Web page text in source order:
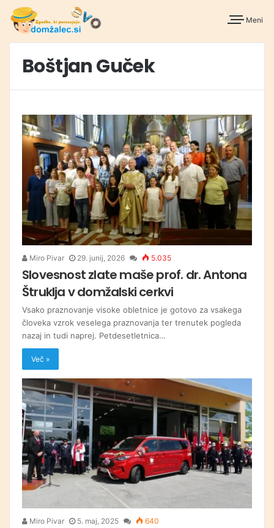
Meni
Boštjan Guček
Miro Pivar 29. junij, 2026 5.035
Slovesnost zlate maše prof. dr. Antona
Štruklja v domžalski cerkvi
Vsako praznovanje visoke obletnice je gotovo za vsakega
človeka vzrok veselega praznovanja ter trenutek pogleda
nazaj in tudi naprej. Petdesetletnica…
Več »
Miro Pivar 5. maj, 2025 640